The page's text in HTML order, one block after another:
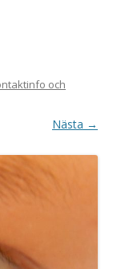
och
Nästa →